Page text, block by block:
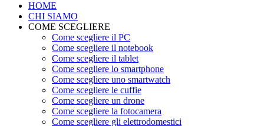
HOME
CHI SIAMO
COME SCEGLIERE
Come scegliere il PC
Come scegliere il notebook
Come scegliere il tablet
Come scegliere lo smartphone
Come scegliere uno smartwatch
Come scegliere le cuffie
Come scegliere un drone
Come scegliere la fotocamera
Come scegliere gli elettrodomestici